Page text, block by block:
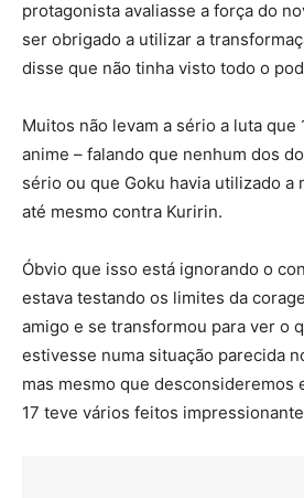
protagonista avaliasse a força do
ser obrigado a utilizar a
disse que não tinha visto todo o
Muitos não levam a sério a luta que
anime – falando que nenhum dos
sério ou que Goku havia utilizado a
até mesmo contra Kuririn.
Óbvio que isso está ignorando o
estava testando os limites da
amigo e se transformou para ver o
estivesse numa situação parecida
mas mesmo que desconsideremos
17 teve vários feitos